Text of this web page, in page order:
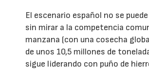
El escenario español no se
sin mirar a la competencia
manzana (con una cosecha
de unos 10,5 millones de
sigue liderando con puño de